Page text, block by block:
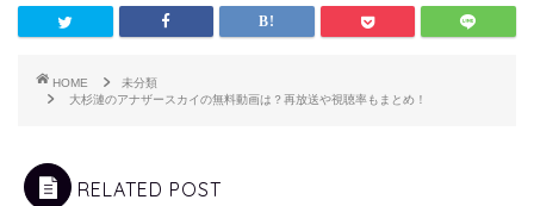
HOME
未分類
大杉漣のアナザースカイの無料動画は？再放送や視聴率もまとめ！
RELATED POST